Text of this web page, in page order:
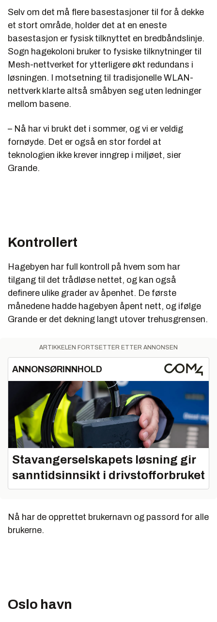
Selv om det må flere basestasjoner til for å dekke
et stort område, holder det at en eneste
basestasjon er fysisk tilknyttet en bredbåndslinje.
Sogn hagekoloni bruker to fysiske tilknytninger til
Mesh-nettverket for ytterligere økt redundans i
løsningen. I motsetning til tradisjonelle WLAN-
nettverk klarte altså småbyen seg uten ledninger
mellom basene.
– Nå har vi brukt det i sommer, og vi er veldig
fornøyde. Det er også en stor fordel at
teknologien ikke krever inngrep i miljøet, sier
Grande.
Kontrollert
Hagebyen har full kontroll på hvem som har
tilgang til det trådløse nettet, og kan også
definere ulike grader av åpenhet. De første
månedene hadde hagebyen åpent nett, og ifølge
Grande er det dekning langt utover trehusgrensen.
ARTIKKELEN FORTSETTER ETTER ANNONSEN
ANNONSØRINNHOLD
Stavangerselskapets løsning gir
sanntidsinnsikt i drivstofforbruket
Nå har de opprettet brukernavn og passord for alle
brukerne.
Oslo havn